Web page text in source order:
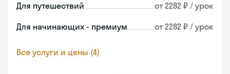
Для путешествий от 2282 ₽ / урок
Для начинающих - премиум от 2282 ₽ / урок
Все услуги и цены (4)